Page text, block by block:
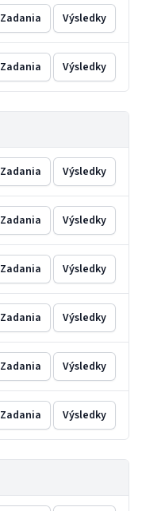
Zadania Výsledky
Zadania Výsledky
Zadania Výsledky
Zadania Výsledky
Zadania Výsledky
Zadania Výsledky
Zadania Výsledky
Zadania Výsledky